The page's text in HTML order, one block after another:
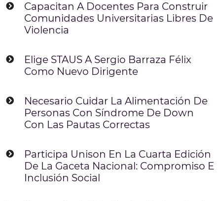
Capacitan A Docentes Para Construir
Comunidades Universitarias Libres De
Violencia
Elige STAUS A Sergio Barraza Félix
Como Nuevo Dirigente
Necesario Cuidar La Alimentación De
Personas Con Síndrome De Down
Con Las Pautas Correctas
Participa Unison En La Cuarta Edición
De La Gaceta Nacional: Compromiso E
Inclusión Social